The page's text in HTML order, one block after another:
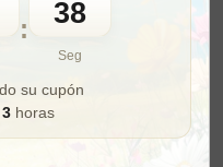
: 36
Seg
su cupón
3horas